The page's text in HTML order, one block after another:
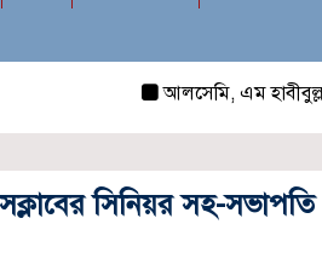
আলসেমি, এম হাবীবুল্লাহ
সিনিয়র সহ-সভাপতি